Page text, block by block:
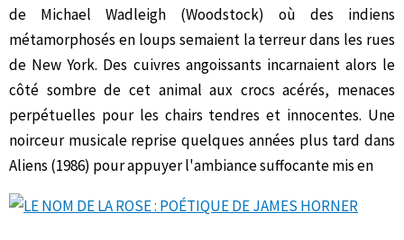
de Michael Wadleigh (Woodstock) où des indiens
métamorphosés en loups semaient la terreur dans les rues
de New York. Des cuivres angoissants incarnaient alors le
côté sombre de cet animal aux crocs acérés, menaces
perpétuelles pour les chairs tendres et innocentes. Une
noirceur musicale reprise quelques années plus tard dans
Aliens (1986) pour appuyer l'ambiance suffocante mis en